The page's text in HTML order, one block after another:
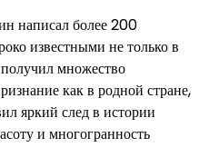
написал более 200
известными не только в
множество
как в родной стране,
яркий след в истории
и многогранность